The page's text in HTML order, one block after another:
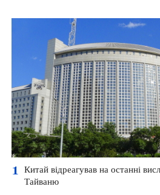
1
Китай відреагував на останні
Тайваню